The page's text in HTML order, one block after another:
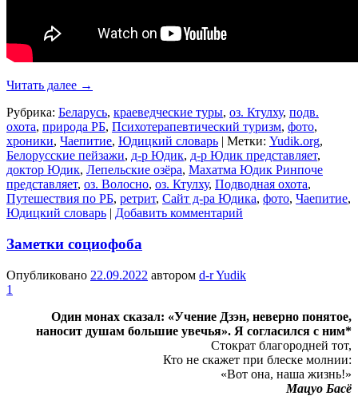
Читать далее →
Рубрика: Беларусь, краеведческие туры, оз. Ктулху, подв.
охота, природа РБ, Психотерапевтический туризм, фото,
хроники, Чаепитие, Юдицкий словарь | Метки: Yudik.org,
Белорусские пейзажи, д-р Юдик, д-р Юдик представляет,
доктор Юдик, Лепельские озёра, Махатма Юдик Ринпоче
представляет, оз. Волосно, оз. Ктулху, Подводная охота,
Путешествия по РБ, ретрит, Сайт д-ра Юдика, фото, Чаепитие,
Юдицкий словарь | Добавить комментарий
Заметки социофоба
Опубликовано 22.09.2022 автором d-r Yudik
1
Один монах сказал: «Учение Дзэн, неверно понятое,
наносит душам большие увечья». Я согласился с ним*
Стократ благородней тот,
Кто не скажет при блеске молнии:
«Вот она, наша жизнь!»
Мацуо Басё